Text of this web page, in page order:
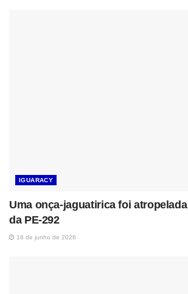
IGUARACY
Uma onça-jaguatirica foi
da PE-292
18 de junho de 2026